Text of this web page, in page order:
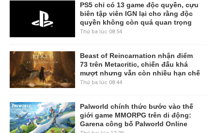
PS5 chỉ có 13 game độc quyền, cựu
biên tập viên IGN lại cho rằng độc
quyền không còn quá quan trọng
Thứ ba lúc 08:54
Beast of Reincarnation nhận điểm
73 trên Metacritic, chiến đấu khá
mượt nhưng vẫn còn nhiều hạn chế
Thứ ba lúc 08:44
Palworld chính thức bước vào thế
giới game MMORPG trên di động:
Garena công bố Palworld Online